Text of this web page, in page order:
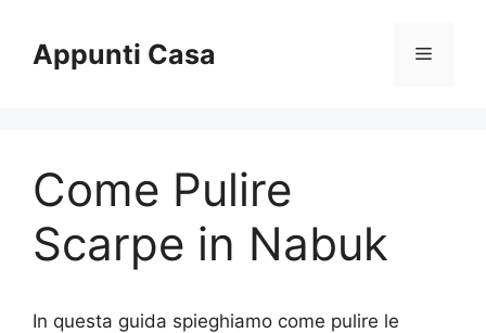
contenuto
Appunti Casa Menu
Come Pulire
Scarpe in Nabuk
In questa guida spieghiamo come pulire le